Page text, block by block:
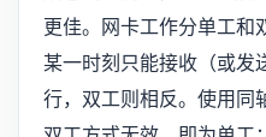
更佳。网卡工作分单工和
某一时刻只能接收（或发
行，双工则相反。使用同